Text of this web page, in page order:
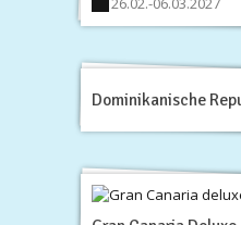
Dominikanische